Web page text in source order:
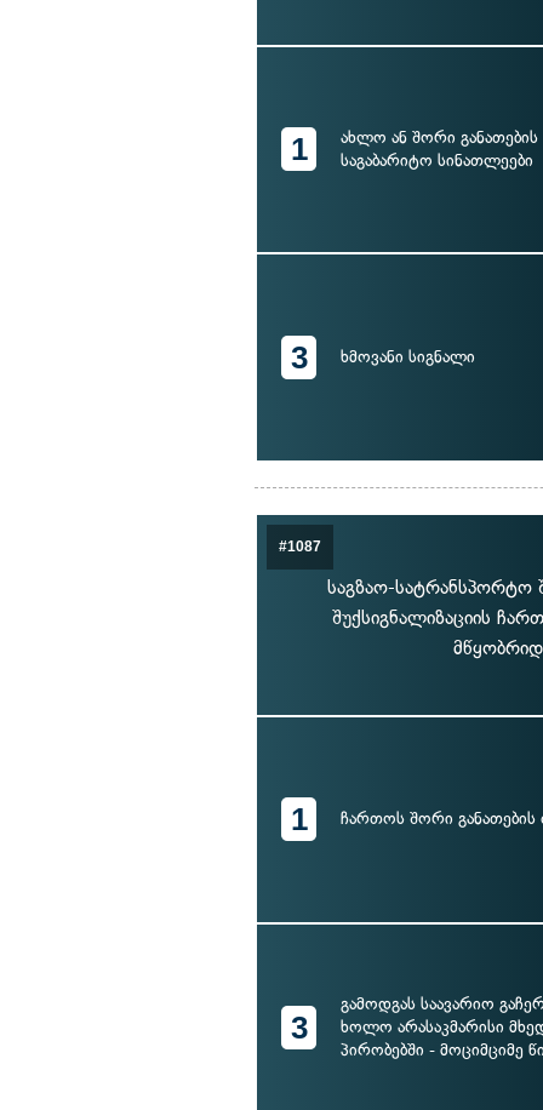
1
ახლო ან შორი განათების
საგაბარიტო სინათლეები
3 ხმოვანი სიგნალი
#1087
საგზაო-სატრანსპორტო
შუქსიგნალიზაციის
1 ჩართოს შორი განათების
3
გამოდგას საავარიო
ხოლო არასაკმარისი
პირობებში - მოციმციმე